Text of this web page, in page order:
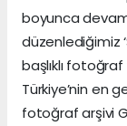
boyunca devam
düzenlediğimiz
başlıklı
Türkiye’nin en
fotoğraf arşivi